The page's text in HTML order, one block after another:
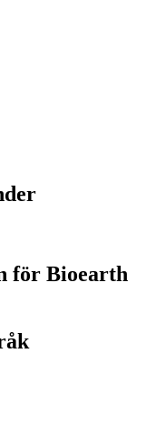
för Bioearth